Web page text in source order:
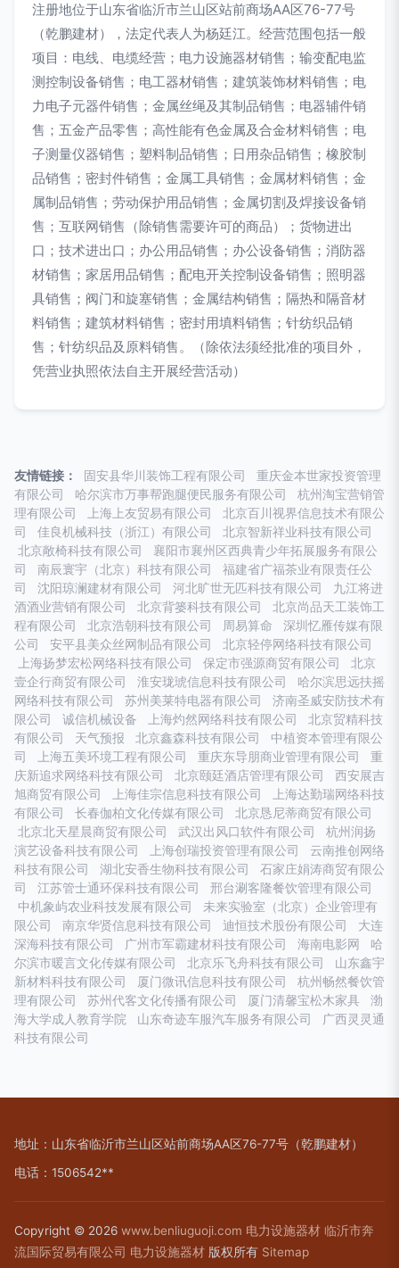
注册地位于山东省临沂市兰山区站前商场AA区76-77号
（乾鹏建材），法定代表人为杨廷江。经营范围包括一般
项目：电线、电缆经营；电力设施器材销售；输变配电监
测控制设备销售；电工器材销售；建筑装饰材料销售；电
力电子元器件销售；金属丝绳及其制品销售；电器辅件销
售；五金产品零售；高性能有色金属及合金材料销售；电
子测量仪器销售；塑料制品销售；日用杂品销售；橡胶制
品销售；密封件销售；金属工具销售；金属材料销售；金
属制品销售；劳动保护用品销售；金属切割及焊接设备销
售；互联网销售（除销售需要许可的商品）；货物进出
口；技术进出口；办公用品销售；办公设备销售；消防器
材销售；家居用品销售；配电开关控制设备销售；照明器
具销售；阀门和旋塞销售；金属结构销售；隔热和隔音材
料销售；建筑材料销售；密封用填料销售；针纺织品销
售；针纺织品及原料销售。（除依法须经批准的项目外，
凭营业执照依法自主开展经营活动）
友情链接： 固安县华川装饰工程有限公司
重庆金本世家投资管理
有限公司
哈尔滨市万事帮跑腿便民服务有限公司
杭州淘宝营销管
理有限公司
上海上友贸易有限公司
北京百川视界信息技术有限公
司
佳良机械科技（浙江）有限公司
北京智新祥业科技有限公司
北京敞椅科技有限公司
襄阳市襄州区西典青少年拓展服务有限公
司
南辰寰宇（北京）科技有限公司
福建省广福茶业有限责任公
司
沈阳琼澜建材有限公司 河北旷世无匹科技有限公司
九江将进
酒酒业营销有限公司
北京背篓科技有限公司
北京尚品天工装饰工
程有限公司
北京浩朝科技有限公司 周易算命
深圳忆雁传媒有限
公司
安平县美众丝网制品有限公司
北京轻停网络科技有限公司
上海扬梦宏松网络科技有限公司
保定市强源商贸有限公司
北京
壹企行商贸有限公司
淮安珑琥信息科技有限公司
哈尔滨思远扶摇
网络科技有限公司
苏州美莱特电器有限公司
济南圣威安防技术有
限公司
诚信机械设备 上海灼然网络科技有限公司
北京贸精科技
有限公司
天气预报 北京鑫森科技有限公司
中植资本管理有限公
司
上海五美环境工程有限公司 重庆东导朋商业管理有限公司
重
庆新追求网络科技有限公司
北京颐廷酒店管理有限公司
西安展吉
旭商贸有限公司
上海佳宗信息科技有限公司
上海达勤瑞网络科技
有限公司
长春伽柏文化传媒有限公司
北京恳尼蒂商贸有限公司
北京北天星晨商贸有限公司
武汉出风口软件有限公司
杭州润扬
演艺设备科技有限公司
上海创瑞投资管理有限公司
云南推创网络
科技有限公司
湖北安香生物科技有限公司
石家庄娟涛商贸有限公
司
江苏管士通环保科技有限公司
邢台涮客隆餐饮管理有限公司
中机象屿农业科技发展有限公司
未来实验室（北京）企业管理有
限公司
南京华贤信息科技有限公司 迪恒技术股份有限公司
大连
深海科技有限公司
广州市军霸建材科技有限公司 海南电影网
哈
尔滨市暖言文化传媒有限公司
北京乐飞舟科技有限公司
山东鑫宇
新材料科技有限公司
厦门微讯信息科技有限公司
杭州畅然餐饮管
理有限公司
苏州代客文化传播有限公司 厦门清馨宝松木家具
渤
海大学成人教育学院
山东奇迹车服汽车服务有限公司
广西灵灵通
科技有限公司
地址：山东省临沂市兰山区站前商场AA区76-77号（乾鹏建材）
电话：1506542**
Copyright © 2026 www.benliuguoji.com 电力设施器材 临沂市奔
流国际贸易有限公司 电力设施器材 版权所有 Sitemap